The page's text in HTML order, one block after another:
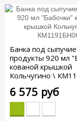
Банка под сыпучие
продукты 920 мл
кованой крышкой
Кольчугино \
6 575 руб